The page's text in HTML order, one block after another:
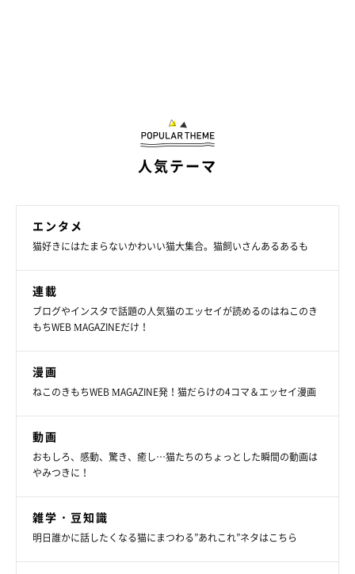
めろんくんと過ごす幸せな日々
幸せそうな寝顔を見せるめろんくん。
人気テーマ
エンタメ
猫好きにはたまらないかわいい猫大集合。猫飼いさんあるあるも
連載
ブログやインスタで話題の人気猫のエッセイが読めるのはねこのき
もちWEB MAGAZINEだけ！
漫画
ねこのきもちWEB MAGAZINE発！猫だらけの4コマ＆エッセイ漫画
動画
おもしろ、感動、驚き、癒し…猫たちのちょっとした瞬間の動画は
やみつきに！
雑学・豆知識
明日誰かに話したくなる猫にまつわる”あれこれ”ネタはこちら